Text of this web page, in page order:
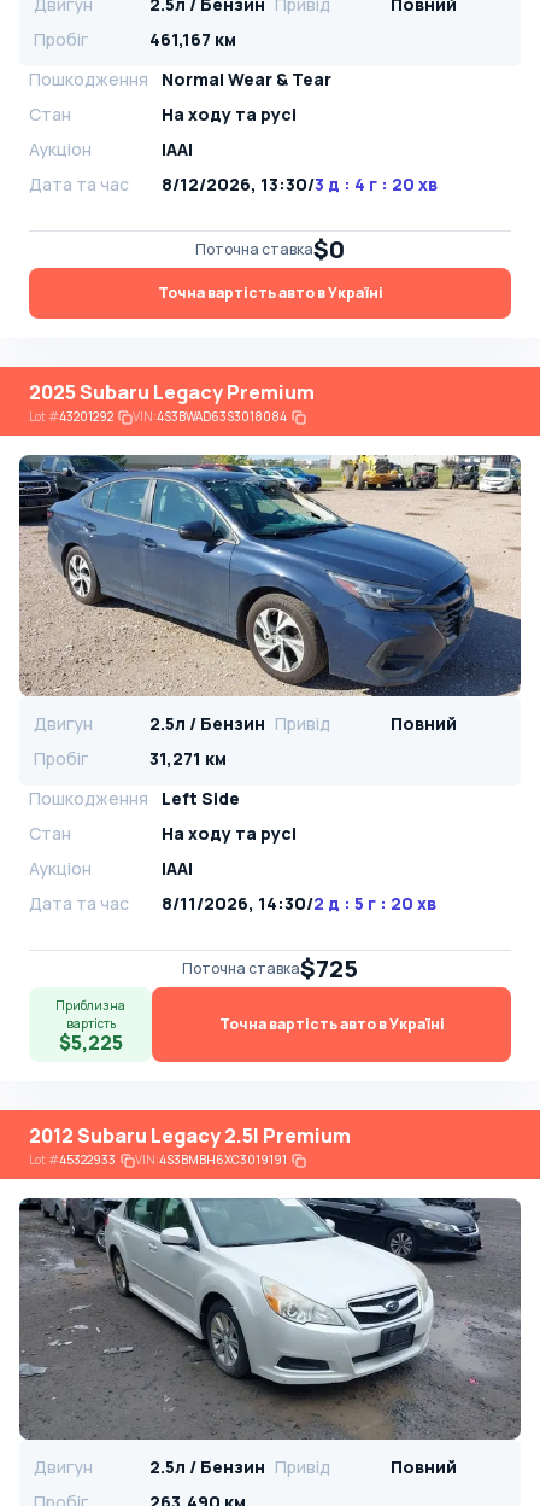
Пробіг
461,167 км
Пошкодження
Normal Wear & Tear
Стан
На ​​ходу та русі
Аукціон
IAAI
Дата та час
8/12/2026, 13:30/3 д : 4 г : 20 хв
Поточна ставка$0
Точна вартість авто в Україні
2025 Subaru Legacy Premium
Lot#43201292 VIN:4S3BWAD63S3018084
Двигун 2.5л / Бензин Привід
Повний
Пробіг
31,271 км
Пошкодження
Left Side
Стан
На ​​ходу та русі
Аукціон
IAAI
Дата та час
8/11/2026, 14:30/2 д : 5 г : 20 хв
Поточна ставка$725
Приблизна
вартість
$5,225
Точна вартість авто в Україні
2012 Subaru Legacy 2.5I Premium
Lot#45322933 VIN:4S3BMBH6XC3019191
Двигун 2.5л / Бензин Привід
Повний